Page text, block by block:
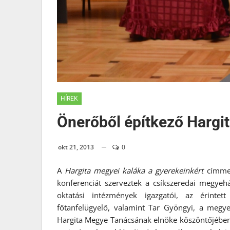
HÍREK
Önerőből építkező
okt 21, 2013 0
A Hargita megyei kaláka a gyerekeinkért
konferenciát szerveztek a csíkszeredai
oktatási intézmények igazgatói, az
főtanfelügyelő, valamint Tar Gyöngyi, a
Hargita Megye Tanácsának elnöke